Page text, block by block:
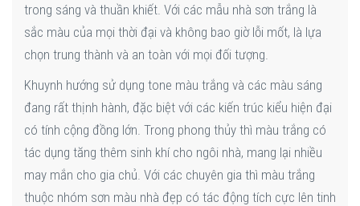
trong sáng và thuần khiết. Với các mẫu nhà sơn trắng là
sắc màu của mọi thời đại và không bao giờ lỗi mốt, là lựa
chọn trung thành và an toàn với mọi đối tượng.
Khuynh hướng sử dụng tone màu trắng và các màu sáng
đang rất thịnh hành, đặc biệt với các kiến trúc kiểu hiện đại
có tính cộng đồng lớn. Trong phong thủy thì màu trắng có
tác dụng tăng thêm sinh khí cho ngôi nhà, mang lại nhiều
may mắn cho gia chủ. Với các chuyên gia thì màu trắng
thuộc nhóm sơn màu nhà đẹp có tác động tích cực lên tinh